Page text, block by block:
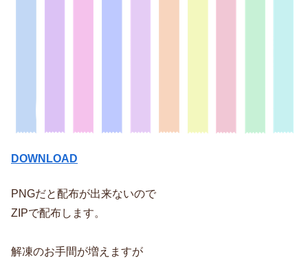
DOWNLOAD
PNGだと配布が出来ないので
ZIPで配布します。
解凍のお手間が増えますが